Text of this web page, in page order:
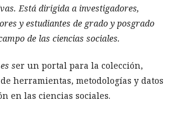
Está dirigida a investigadores,
y estudiantes de grado y posgrado
de las ciencias sociales.
ser un portal para la colección,
herramientas, metodologías y datos
en las ciencias sociales.